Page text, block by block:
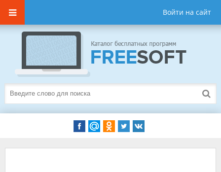
Войти на сайт